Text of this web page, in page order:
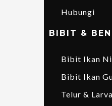
Hubungi
BIBIT &
Bibit Ikan
Bibit Ikan
Telur &